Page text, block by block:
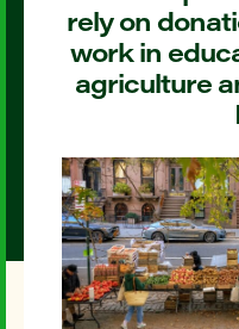
rely on
work in
agriculture